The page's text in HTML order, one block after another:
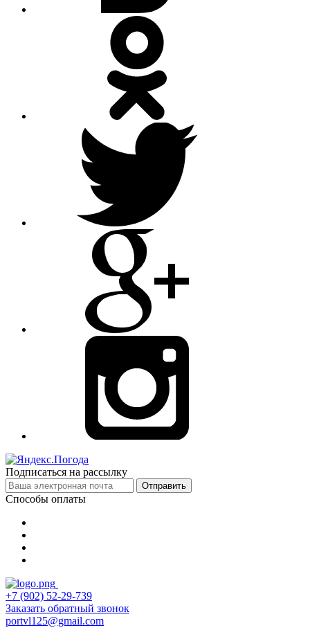
Подписаться на рассылку
Отправить
Способы оплаты
+7 (902) 52-29-739
Заказать обратный звонок
portvl125@gmail.com